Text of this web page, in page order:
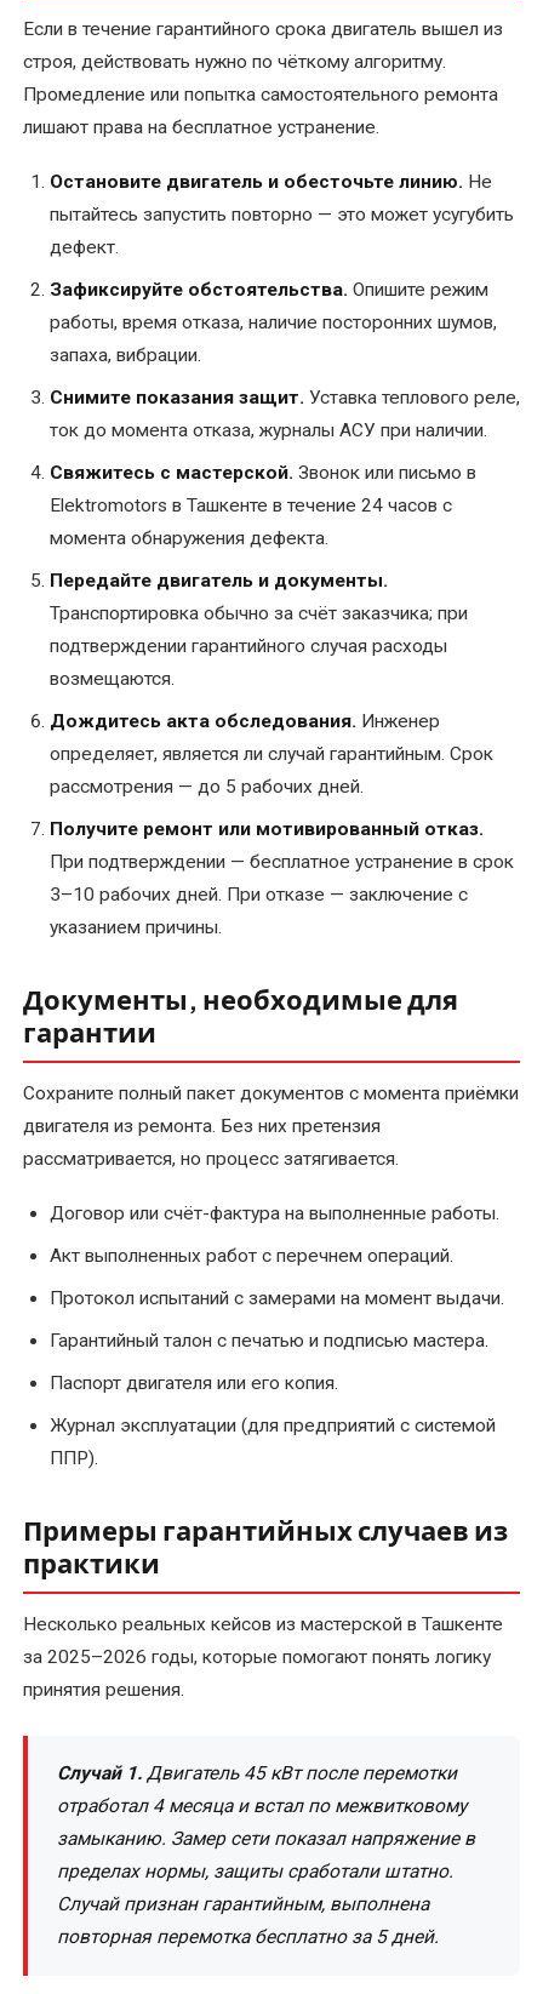
Если в течение гарантийного срока двигатель вышел из
строя, действовать нужно по чёткому алгоритму.
Промедление или попытка самостоятельного ремонта
лишают права на бесплатное устранение.
Остановите двигатель и обесточьте линию. Не
пытайтесь запустить повторно — это может усугубить
дефект.
Зафиксируйте обстоятельства. Опишите режим
работы, время отказа, наличие посторонних шумов,
запаха, вибрации.
Снимите показания защит. Уставка теплового реле,
ток до момента отказа, журналы АСУ при наличии.
Свяжитесь с мастерской. Звонок или письмо в
Elektromotors в Ташкенте в течение 24 часов с
момента обнаружения дефекта.
Передайте двигатель и документы.
Транспортировка обычно за счёт заказчика; при
подтверждении гарантийного случая расходы
возмещаются.
Дождитесь акта обследования. Инженер
определяет, является ли случай гарантийным. Срок
рассмотрения — до 5 рабочих дней.
Получите ремонт или мотивированный отказ.
При подтверждении — бесплатное устранение в срок
3–10 рабочих дней. При отказе — заключение с
указанием причины.
Документы, необходимые для
гарантии
Сохраните полный пакет документов с момента приёмки
двигателя из ремонта. Без них претензия
рассматривается, но процесс затягивается.
Договор или счёт-фактура на выполненные работы.
Акт выполненных работ с перечнем операций.
Протокол испытаний с замерами на момент выдачи.
Гарантийный талон с печатью и подписью мастера.
Паспорт двигателя или его копия.
Журнал эксплуатации (для предприятий с системой
ППР).
Примеры гарантийных случаев из
практики
Несколько реальных кейсов из мастерской в Ташкенте
за 2025–2026 годы, которые помогают понять логику
принятия решения.
Случай 1. Двигатель 45 кВт после перемотки
отработал 4 месяца и встал по межвитковому
замыканию. Замер сети показал напряжение в
пределах нормы, защиты сработали штатно.
Случай признан гарантийным, выполнена
повторная перемотка бесплатно за 5 дней.